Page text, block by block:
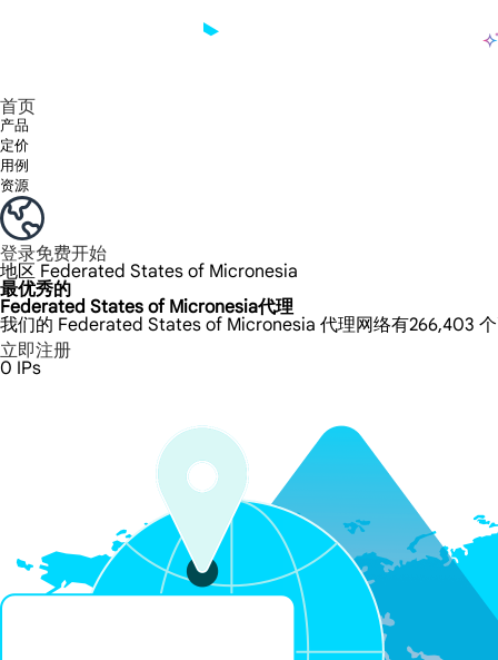
首页
产品
定价
用例
资源
登录免费开始
地区 Federated States of Micronesia
最优秀的
Federated States of Micronesia代理
我们的 Federated States of Micronesia 代理网络有266,403
立即注册
0 IPs